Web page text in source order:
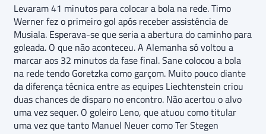
Levaram 41 minutos para colocar a bola na rede. Timo
Werner fez o primeiro gol após receber assistência de
Musiala. Esperava-se que seria a abertura do caminho para
goleada. O que não aconteceu. A Alemanha só voltou a
marcar aos 32 minutos da fase final. Sane colocou a bola
na rede tendo Goretzka como garçom. Muito pouco diante
da diferença técnica entre as equipes Liechtenstein criou
duas chances de disparo no encontro. Não acertou o alvo
uma vez sequer. O goleiro Leno, que atuou como titular
uma vez que tanto Manuel Neuer como Ter Stegen